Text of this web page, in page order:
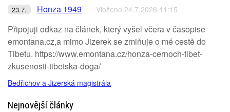
23.7. Honza 1949 Vloženo 24.7.2026 11:15
Připojuji odkaz na článek, který vyšel včera v časopise
emontana.cz,a mimo Jizerek se zmiňuje o mé cestě do
Tibetu. https://www.emontana.cz/honza-cernoch-tibet-
zkusenosti-tibetska-doga/
Bedřichov a Jizerská magistrála
Nejnovější články